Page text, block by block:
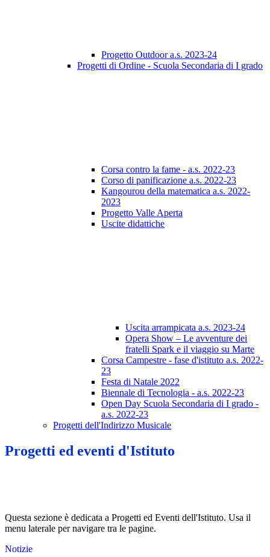
Progetto Outdoor a.s. 2023-24
Progetti di Ordine - Scuola Secondaria di I grado
Corsa contro la fame - a.s. 2022-23
Corso di panificazione a.s. 2022-23
Kangourou della matematica a.s. 2022-
2023
Progetto Valle Aperta
Uscite didattiche
Uscita arrampicata a.s. 2023-24
Opera Show – Le avventure dei
fratelli Spark e il viaggio su Marte
Corsa Campestre - fase d'istituto a.s. 2022-
23
Festa di Natale 2022
Biennale di Tecnologia - a.s. 2022-23
Open Day Scuola Secondaria di I grado -
a.s. 2022-23
Progetti dell'Indirizzo Musicale
Progetti ed eventi d'Istituto
Questa sezione è dedicata a Progetti ed Eventi dell'Istituto. Usa il
menu laterale per navigare tra le pagine.
Notizie